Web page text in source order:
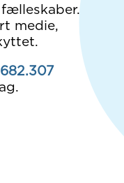
medie,
682.307